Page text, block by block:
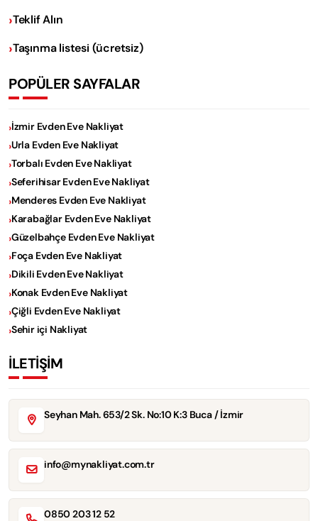
Teklif Alın
Taşınma listesi (ücretsiz)
POPÜLER SAYFALAR
İzmir Evden Eve Nakliyat
Urla Evden Eve Nakliyat
Torbalı Evden Eve Nakliyat
Seferihisar Evden Eve Nakliyat
Menderes Evden Eve Nakliyat
Karabağlar Evden Eve Nakliyat
Güzelbahçe Evden Eve Nakliyat
Foça Evden Eve Nakliyat
Dikili Evden Eve Nakliyat
Konak Evden Eve Nakliyat
Çiğli Evden Eve Nakliyat
Sehir içi Nakliyat
İLETİŞİM
Seyhan Mah. 653/2 Sk. No:10 K:3 Buca / İzmir
info@mynakliyat.com.tr
0850 203 12 52